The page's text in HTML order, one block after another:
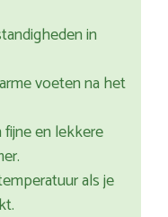
in
voeten na het
en lekkere
als je